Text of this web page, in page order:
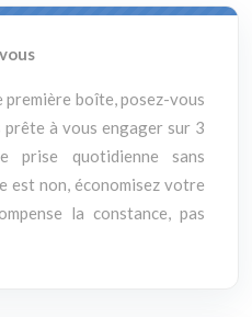
première boîte, posez-vous
à vous engager sur 3
prise quotidienne sans
est non, économisez votre
la constance, pas